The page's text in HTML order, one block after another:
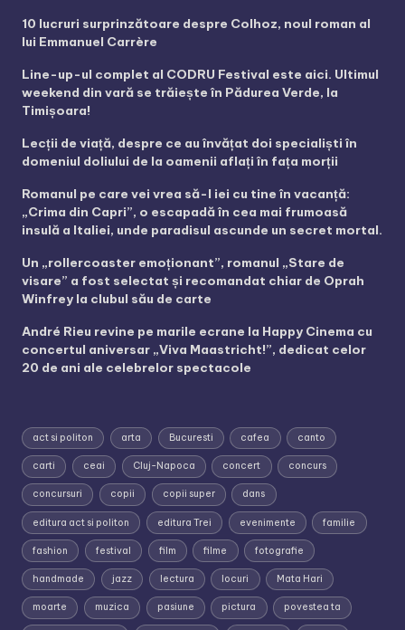
10 lucruri surprinzătoare despre Colhoz, noul roman al
lui Emmanuel Carrère
Line-up-ul complet al CODRU Festival este aici. Ultimul
weekend din vară se trăiește în Pădurea Verde, la
Timișoara!
Lecții de viață, despre ce au învățat doi specialiști în
domeniul doliului de la oamenii aflați în fața morții
Romanul pe care vei vrea să-l iei cu tine în vacanță:
„Crima din Capri”, o escapadă în cea mai frumoasă
insulă a Italiei, unde paradisul ascunde un secret mortal.
Un „rollercoaster emoționant”, romanul „Stare de
visare” a fost selectat și recomandat chiar de Oprah
Winfrey la clubul său de carte
André Rieu revine pe marile ecrane la Happy Cinema cu
concertul aniversar „Viva Maastricht!”, dedicat celor
20 de ani ale celebrelor spectacole
act si politon arta Bucuresti cafea canto
carti ceai Cluj-Napoca concert concurs
concursuri copii copii super dans
editura act si politon editura Trei evenimente familie
fashion festival film filme fotografie
handmade jazz lectura locuri Mata Hari
moarte muzica pasiune pictura povestea ta